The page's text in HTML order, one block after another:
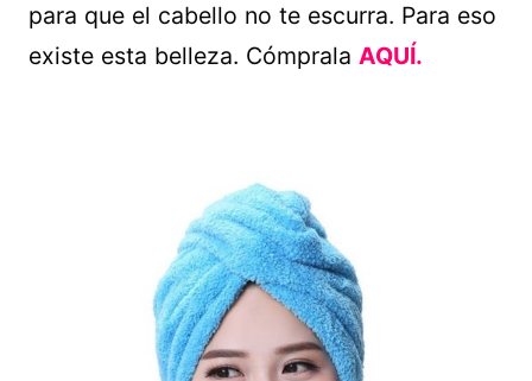
para que el cabello no te escurra. Para eso
existe esta belleza. Cómprala AQUÍ.